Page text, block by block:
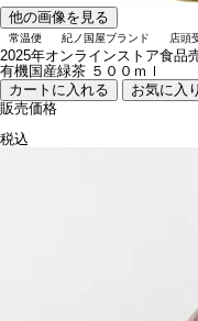
他の画像を見る
常温便 紀ノ国屋ブランド 店頭
2025年オンラインストア食品
有機国産緑茶 ５００ｍｌ
カートに入れる
お気に入
販売価格
税込